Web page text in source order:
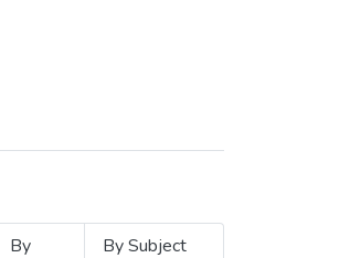
By
By Subject